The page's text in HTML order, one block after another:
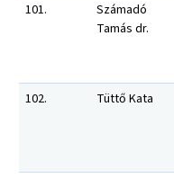
101.
Számadó
Tamás dr.
102.
Tüttő Kata